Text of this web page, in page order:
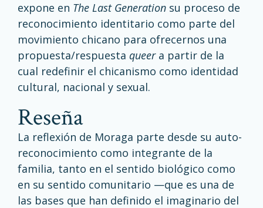
expone en The Last Generation su proceso de
reconocimiento identitario como parte del
movimiento chicano para ofrecernos una
propuesta/respuesta queera partir de la
cual redefinir el chicanismo como identidad
cultural, nacional y sexual.
reseña
La reflexión de Moraga parte desde su auto-
reconocimiento como integrante de la
familia, tanto en el sentido biológico como
en su sentido comunitario —que es una de
las bases que han definido el imaginario del